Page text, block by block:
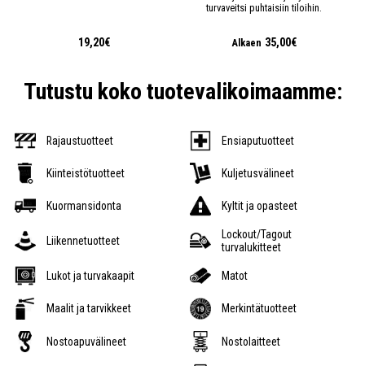
19,20€
turvaveitsi puhtaisiin tiloihin.
Alkaen 35,00€
Tutustu koko tuotevalikoimaamme:
Rajaustuotteet Ensiaputuotteet
Kiinteistötuotteet Kuljetusvälineet
Kuormansidonta Kyltit ja opasteet
Liikennetuotteet
Lockout/Tagout
turvalukitteet
Lukot ja turvakaapit Matot
Maalit ja tarvikkeet Merkintätuotteet
Nostoapuvälineet Nostolaitteet